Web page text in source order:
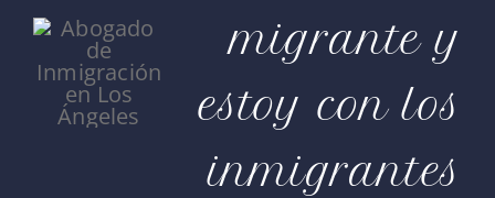
migrante y
estoy con los
inmigrantes